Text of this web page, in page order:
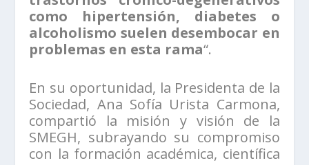
como hipertensión, diabetes o
alcoholismo suelen desembocar en
problemas en esta rama“.
En su oportunidad, la Presidenta de la
Sociedad, Ana Sofía Urista Carmona,
compartió la misión y visión de la
SMEGH, subrayando su compromiso
con la formación académica, científica